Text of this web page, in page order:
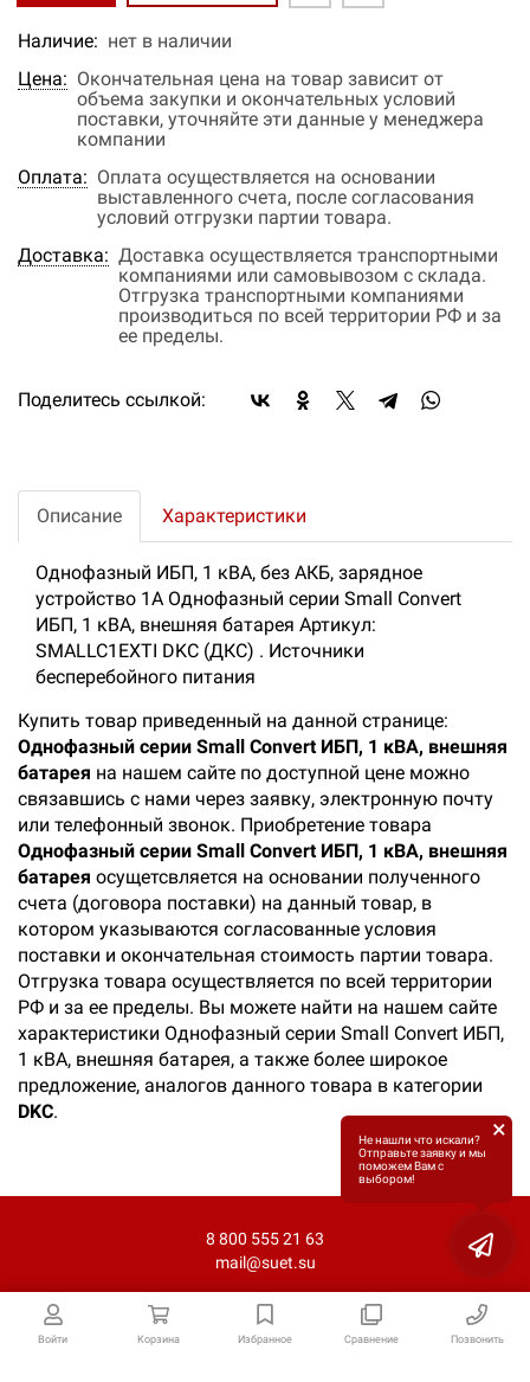
Войти Корзина Избранное Сравнение Позвонить
Наличие: нет в наличии
Цена: Окончательная цена на товар зависит от
объема закупки и окончательных условий
поставки, уточняйте эти данные у менеджера
компании
Оплата: Оплата осуществляется на основании
выставленного счета, после согласования
условий отгрузки партии товара.
Доставка: Доставка осуществляется транспортными
компаниями или самовывозом с склада.
Отгрузка транспортными компаниями
производиться по всей территории РФ и за
ее пределы.
Поделитесь ссылкой:
Описание Характеристики
Однофазный ИБП, 1 кВА, без АКБ, зарядное
устройство 1А Однофазный серии Small Convert
ИБП, 1 кВА, внешняя батарея Артикул:
SMALLC1EXTI DKC (ДКС) . Источники
бесперебойного питания
Купить товар приведенный на данной странице:
Однофазный серии Small Convert ИБП, 1 кВА, внешняя
батарея на нашем сайте по доступной цене можно
связавшись с нами через заявку, электронную почту
или телефонный звонок. Приобретение товара
Однофазный серии Small Convert ИБП, 1 кВА, внешняя
батарея осущетсвляется на основании полученного
счета (договора поставки) на данный товар, в
котором указываются согласованные условия
поставки и окончательная стоимость партии товара.
Отгрузка товара осуществляется по всей территории
РФ и за ее пределы. Вы можете найти на нашем сайте
характеристики Однофазный серии Small Convert ИБП,
1 кВА, внешняя батарея, а также более широкое
предложение, аналогов данного товара в категории
DKС.
8 800 555 21 63
mail@suet.su
Не нашли что искали?
Отправьте заявку и мы
поможем Вам с
выбором!
×